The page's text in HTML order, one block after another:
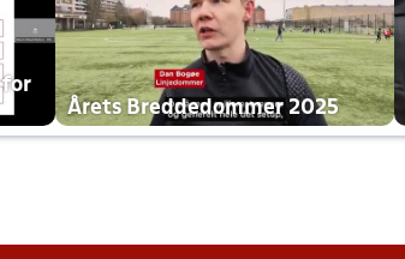
for
Årets Breddedommer 2025